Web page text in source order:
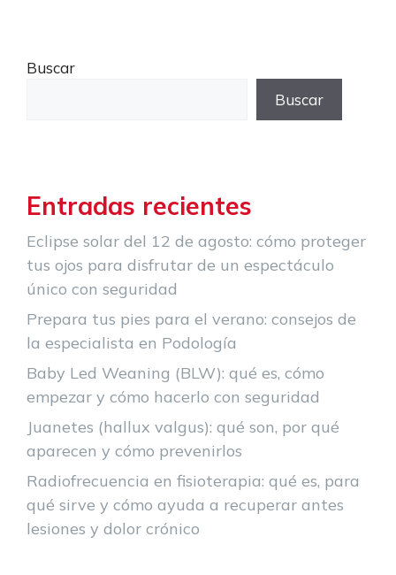
Buscar
Buscar
Entradas recientes
Eclipse solar del 12 de agosto: cómo proteger
tus ojos para disfrutar de un espectáculo
único con seguridad
Prepara tus pies para el verano: consejos de
la especialista en Podología
Baby Led Weaning (BLW): qué es, cómo
empezar y cómo hacerlo con seguridad
Juanetes (hallux valgus): qué son, por qué
aparecen y cómo prevenirlos
Radiofrecuencia en fisioterapia: qué es, para
qué sirve y cómo ayuda a recuperar antes
lesiones y dolor crónico